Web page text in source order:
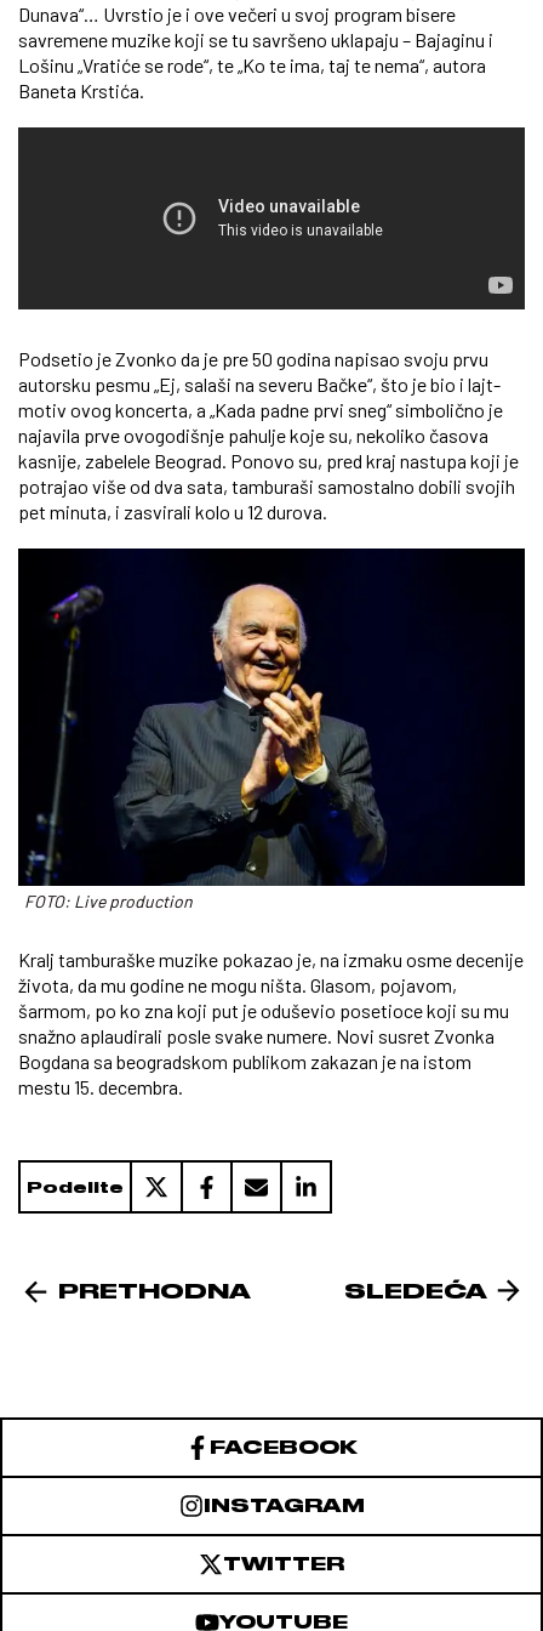
Dunava“… Uvrstio je i ove večeri u svoj program bisere
savremene muzike koji se tu savršeno uklapaju – Bajaginu i
Lošinu „Vratiće se rode“, te „Ko te ima, taj te nema“, autora
Baneta Krstića.
Podsetio je Zvonko da je pre 50 godina napisao svoju prvu
autorsku pesmu „Ej, salaši na severu Bačke“, što je bio i lajt-
motiv ovog koncerta, a „Kada padne prvi sneg“ simbolično je
najavila prve ovogodišnje pahulje koje su, nekoliko časova
kasnije, zabelele Beograd. Ponovo su, pred kraj nastupa koji je
potrajao više od dva sata, tamburaši samostalno dobili svojih
pet minuta, i zasvirali kolo u 12 durova.
FOTO: Live production
Kralj tamburaške muzike pokazao je, na izmaku osme decenije
života, da mu godine ne mogu ništa. Glasom, pojavom,
šarmom, po ko zna koji put je oduševio posetioce koji su mu
snažno aplaudirali posle svake numere. Novi susret Zvonka
Bogdana sa beogradskom publikom zakazan je na istom
mestu 15. decembra.
Podelite
PRETHODNA SLEDEĆA
FACEBOOK
INSTAGRAM
TWITTER
YOUTUBE